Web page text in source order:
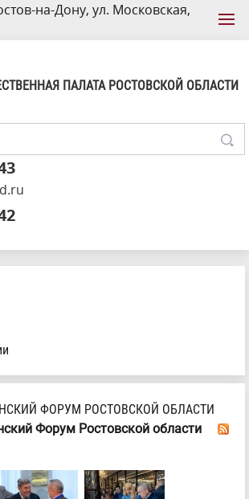
на-Дону, ул. Московская,
ПАЛАТА РОСТОВСКОЙ ОБЛАСТИ
ФОРУМ РОСТОВСКОЙ ОБЛАСТИ
Форум Ростовской области